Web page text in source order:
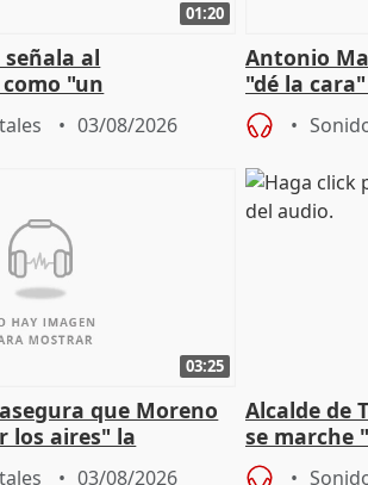
01:20
al
"un
sobre viviendas de
03/08/2026
Antonio
"dé la
acoso del
03:25
que Moreno
los aires" la
acuerdo con SMA
03/08/2026
Alcalde de
se marche
de la crisis